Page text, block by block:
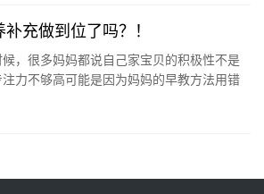
充做到位了吗？！
，很多妈妈都说自己家宝贝的积极性不是
力不够高可能是因为妈妈的早教方法用错